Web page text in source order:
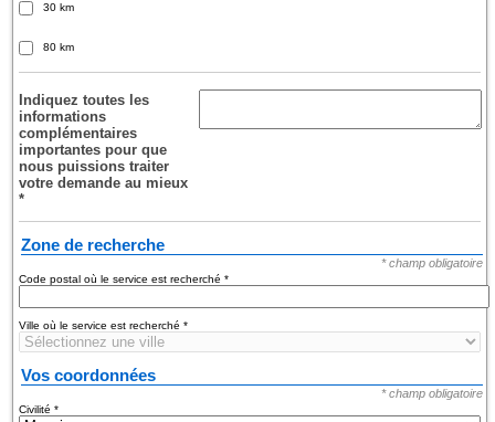
30 km
80 km
Indiquez toutes les
informations
complémentaires
importantes pour que
nous puissions traiter
votre demande au mieux
*
Zone de recherche
* champ obligatoire
Code postal où le service est recherché*
Ville où le service est recherché*
Vos coordonnées
* champ obligatoire
Civilité*